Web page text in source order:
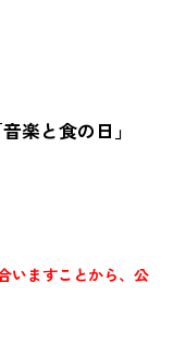
楽と食の日」
いますことから、公